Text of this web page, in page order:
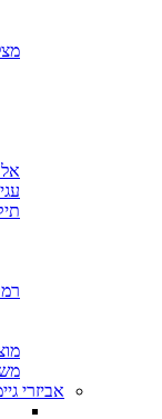
אביזרי